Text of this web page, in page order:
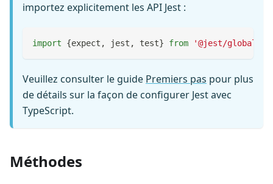
importez explicitement les API Jest :
import {expect , jest , test} from '@jest/globals'
Veuillez consulter le guide Premiers pas pour plus
de détails sur la façon de configurer Jest avec
TypeScript.
Méthodes